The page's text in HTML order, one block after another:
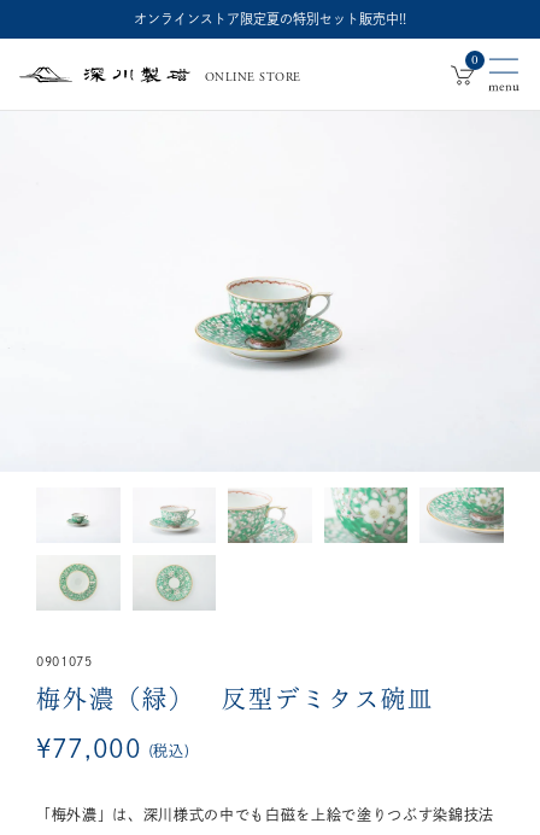
オンラインストア限定夏の特別セット販売中!!
深
ONLINE STORE
0
0901075
梅外濃（緑） 反型デミタス碗皿
¥77,000 税込
「梅外濃」は、深川様式の中でも白磁を上絵で塗りつぶす染錦技法